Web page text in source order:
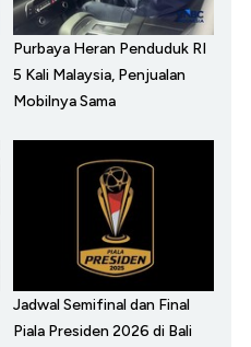
Purbaya Heran Penduduk RI
5 Kali Malaysia, Penjualan
Mobilnya Sama
Jadwal Semifinal dan Final
Piala Presiden 2026 di Bali